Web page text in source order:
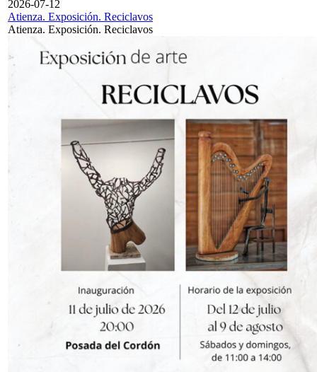
2026-07-12
Atienza. Exposición. Reciclavos
Atienza. Exposición. Reciclavos